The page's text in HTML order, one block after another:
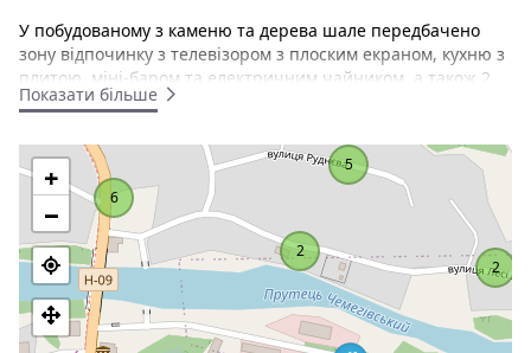
У побудованому з каменю та дерева шале передбачено
зону відпочинку з телевізором з плоским екраном, кухню з
плитою, міні-баром та електричним чайником, а також 2
ванні кімнати з душем і ванною.
Відстань від шале до підйомника у Буковелі становить 20
км, а до аеропорту Івано-Франківськ - 80 км.
Показати більше
2
2
5
6
+
−